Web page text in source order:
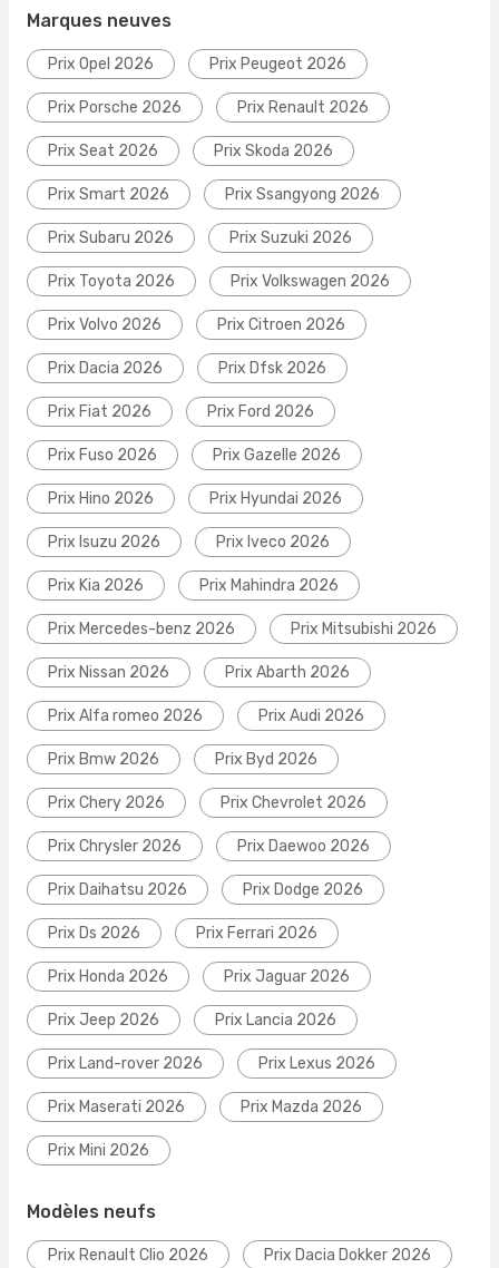
Marques neuves
Prix Opel 2026 Prix Peugeot 2026
Prix Porsche 2026 Prix Renault 2026
Prix Seat 2026 Prix Skoda 2026
Prix Smart 2026 Prix Ssangyong 2026
Prix Subaru 2026 Prix Suzuki 2026
Prix Toyota 2026 Prix Volkswagen 2026
Prix Volvo 2026 Prix Citroen 2026
Prix Dacia 2026 Prix Dfsk 2026
Prix Fiat 2026 Prix Ford 2026
Prix Fuso 2026 Prix Gazelle 2026
Prix Hino 2026 Prix Hyundai 2026
Prix Isuzu 2026 Prix Iveco 2026
Prix Kia 2026 Prix Mahindra 2026
Prix Mercedes-benz 2026 Prix Mitsubishi 2026
Prix Nissan 2026 Prix Abarth 2026
Prix Alfa romeo 2026 Prix Audi 2026
Prix Bmw 2026 Prix Byd 2026
Prix Chery 2026 Prix Chevrolet 2026
Prix Chrysler 2026 Prix Daewoo 2026
Prix Daihatsu 2026 Prix Dodge 2026
Prix Ds 2026 Prix Ferrari 2026
Prix Honda 2026 Prix Jaguar 2026
Prix Jeep 2026 Prix Lancia 2026
Prix Land-rover 2026 Prix Lexus 2026
Prix Maserati 2026 Prix Mazda 2026
Prix Mini 2026
Modèles neufs
Prix Renault Clio 2026 Prix Dacia Dokker 2026